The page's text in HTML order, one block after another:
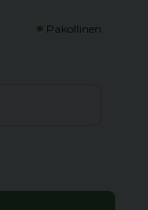
* Pakollinen